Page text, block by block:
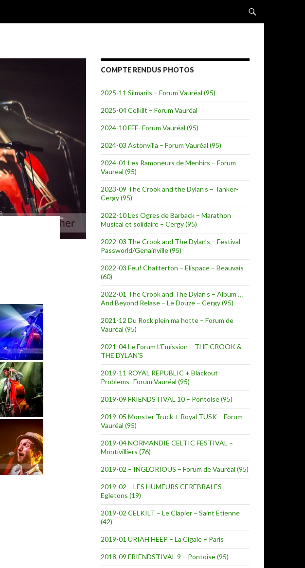
COMPTE RENDUS PHOTOS
2025-11 Silmarils – Forum Vauréal (95)
2025-04 Celkilt – Forum Vauréal
2024-10 FFF- Forum Vauréal (95)
2024-03 Astonvilla – Forum Vauréal (95)
2024-01 Les Ramoneurs de Menhirs – Forum
Vaureal (95)
2023-09 The Crook and the Dylan’s – Tanker-
Cergy (95)
2022-10 Les Ogres de Barback – Marathon
Musical et solidaire – Cergy (95)
2022-03 The Crook and The Dylan’s – Festival
Passworld/Genainville (95)
2022-03 Feu! Chatterton – Elispace – Beauvais
(60)
2022-01 The Crook and The Dylan’s – Album …
And Beyond Relase – Le Douze – Cergy (95)
2021-12 Du Rock plein ma hotte – Forum de
Vauréal (95)
2021-04 Le Forum L’Emission – THE CROOK &
THE DYLAN’S
2019-11 ROYAL REPUBLIC + Blackout
Problems- Forum Vauréal (95)
2019-09 FRIENDSTIVAL 10 – Pontoise (95)
2019-05 Monster Truck + Royal TUSK – Forum
Vauréal (95)
2019-04 NORMANDIE CELTIC FESTIVAL –
Montivilliers (76)
2019-02 – INGLORIOUS – Forum de Vauréal (95)
2019-02 – LES HUMEURS CEREBRALES –
Egletons (19)
2019-02 CELKILT – Le Clapier – Saint Etienne
(42)
2019-01 URIAH HEEP – La Cigale – Paris
2018-09 FRIENDSTIVAL 9 – Pontoise (95)